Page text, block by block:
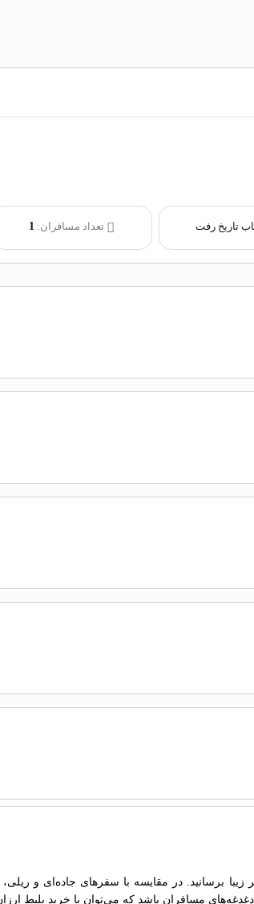
تعداد مسافران:1
زیبا برسانید. در مقایسه با سفرهای جاده‌ای و
مسافران باشد که می‌توان با خرید بلیط